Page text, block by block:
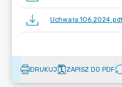
DRUKUJ ZAPISZ DO PDF